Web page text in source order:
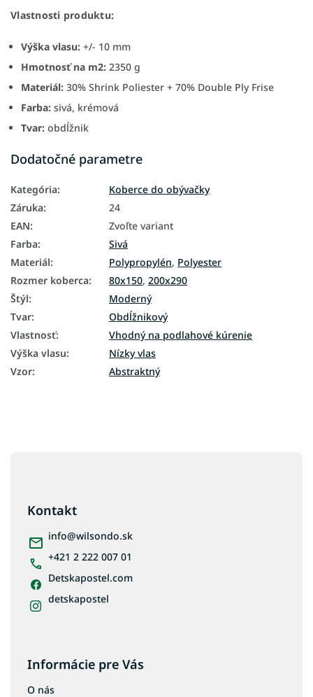
Vlastnosti produktu:
Výška vlasu: +/- 10 mm
Hmotnosť na m2: 2350 g
Materiál: 30% Shrink Poliester + 70% Double Ply Frise
Farba: sivá, krémová
Tvar: obdĺžnik
Dodatočné parametre
Kategória:
Koberce do obývačky
Záruka:
24
EAN:
Zvoľte variant
Farba:
Sivá
Materiál: Polypropylén, Polyester
Rozmer koberca: 80x150, 200x290
Štýl:
Moderný
Tvar:
Obdĺžnikový
Vlastnosť:
Vhodný na podlahové kúrenie
Výška vlasu:
Nízky vlas
Vzor: Abstraktný
Kontakt
info@wilsondo.sk
+421 2 222 007 01
Detskapostel.com
detskapostel
Informácie pre Vás
O nás